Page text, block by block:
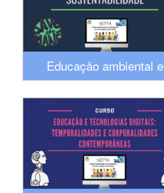
Educação ambiental e
sustentabilidade